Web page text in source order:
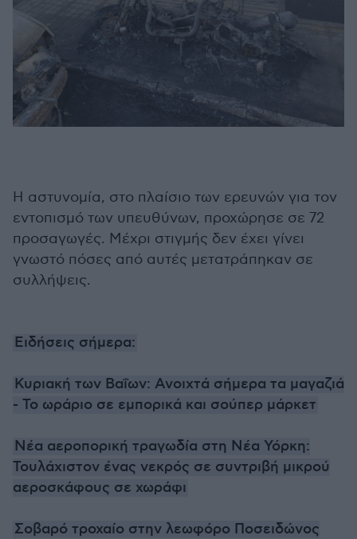
Η αστυνομία, στο πλαίσιο των ερευνών για τον
εντοπισμό των υπευθύνων, προχώρησε σε 72
προσαγωγές. Μέχρι στιγμής δεν έχει γίνει
γνωστό πόσες από αυτές μετατράπηκαν σε
συλλήψεις.
Ειδήσεις σήμερα:
Κυριακή των Βαΐων: Ανοιχτά σήμερα τα μαγαζιά
- Το ωράριο σε εμπορικά και σούπερ μάρκετ
Νέα αεροπορική τραγωδία στη Νέα Υόρκη:
Τουλάχιστον ένας νεκρός σε συντριβή μικρού
αεροσκάφους σε χωράφι
Σοβαρό τροχαίο στην λεωφόρο Ποσειδώνος